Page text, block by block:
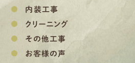
内装工事
クリーニング
その他工事
お客様の声